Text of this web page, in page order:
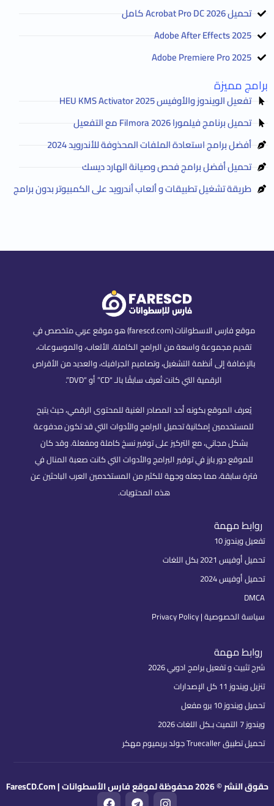
تحميل Acrobat Pro DC 2026 كامل
Adobe After Effects 2025
Adobe Premiere Pro 2025
برامج مميزة
تفعيل الويندوز والأوفيس HEU KMS Activator 2025
تحميل برنامج فيلمورا Filmora 2026 مع التفعيل
أفضل برامج استعادة الملفات المحذوفة للأندرويد 2024
تحميل أفضل برامج فحص وصيانة الهارد ديسك
طريقة تشغيل تطبيقات و ألعاب أندرويد على الكمبيوتر بدون برامج
موقع فارس الاسطوانات (farescd.com) هو موقع عربي متخصص في
تقديم مجموعة واسعة من البرامج الكاملة، الألعاب، والموسوعات،
بالإضافة إلى أنظمة التشغيل، وتصاميم الجرافيك، والعديد من الأقراص
الرقمية التي كانت تُعرف سابقًا بالـ “CD” أو “DVD”.
يُعرف الموقع بكونه أحد المصادر الغنية للمحتوى الرقمي، حيث يتيح
للمستخدمين إمكانية تحميل البرامج والأدوات التي قد تكون مدفوعة
بشكل مجاني، مع التركيز على توفير نسخ كاملة ومفعلة. وقد كان
للموقع دور بارز في توفير البرامج والأدوات التي كانت صعبة المنال في
فترة سابقة، مما جعله وجهة للكثير من المستخدمين العرب الباحثين عن
هذه المحتويات.
روابط مهمة
تفعيل ويندوز 10
تحميل أوفيس 2021 بكل اللغات
تحميل أوفيس 2024
DMCA
سياسة الخصوصية | Privacy Policy
روابط مهمة
شرح تثبيت و تفعيل برامج ادوبي 2026
تنزيل ويندوز 11 كل الإصدارات
تحميل ويندوز 10 برو مفعل
ويندوز 7 التميت بـكل اللغات 2026
تحميل تطبيق Truecaller جولد بريميوم مهكر
حقوق النشر © 2026 محفوظة لموقع فارس الأسطوانات | FaresCD.Com I
T
F